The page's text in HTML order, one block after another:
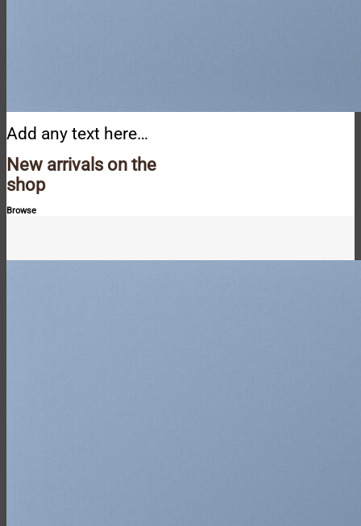
Add any text here…
New arrivals on the
shop
Browse